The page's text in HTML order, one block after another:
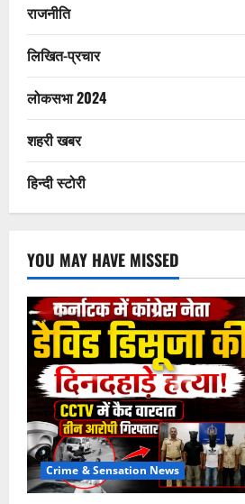
राजनीति
लिखित-प्रचार
लोकसभा 2024
शहरी खबर
हिन्दी स्टोरी
YOU MAY HAVE MISSED
Crime & Sensation News